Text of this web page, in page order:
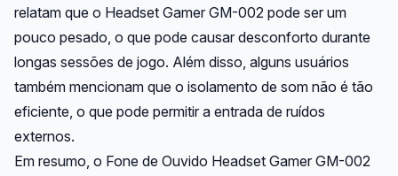
relatam que o Headset Gamer GM-002 pode ser um
pouco pesado, o que pode causar desconforto durante
longas sessões de jogo. Além disso, alguns usuários
também mencionam que o isolamento de som não é tão
eficiente, o que pode permitir a entrada de ruídos
externos.
Em resumo, o Fone de Ouvido Headset Gamer GM-002